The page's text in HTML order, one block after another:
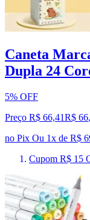
Caneta
Dupla 24
5% OFF
Preço R$ 66,41R$ 66,
no Pix Ou 1x de R$
Cupom R$ 15